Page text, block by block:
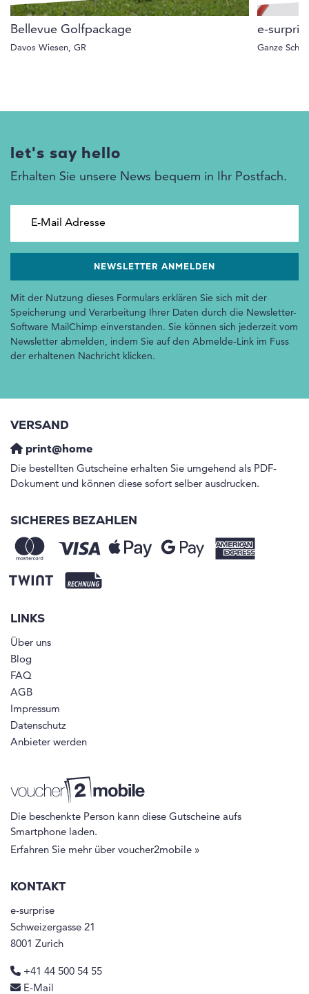
Bellevue Golfpackage
Davos Wiesen, GR
e-
Ganze
let's say hello
Erhalten Sie unsere News bequem in Ihr Postfach.
Mit der Nutzung dieses Formulars erklären Sie sich mit der
Speicherung und Verarbeitung Ihrer Daten durch die Newsletter-
Software MailChimp einverstanden. Sie können sich jederzeit vom
Newsletter abmelden, indem Sie auf den Abmelde-Link im Fuss
der erhaltenen Nachricht klicken.
VERSAND
print@home
Die bestellten Gutscheine erhalten Sie umgehend als PDF-
Dokument und können diese sofort selber ausdrucken.
SICHERES BEZAHLEN
LINKS
Über uns
Blog
FAQ
AGB
Impressum
Datenschutz
Anbieter werden
Die beschenkte Person kann diese Gutscheine aufs
Smartphone laden.
Erfahren Sie mehr über voucher2mobile »
KONTAKT
e-surprise
Schweizergasse 21
8001 Zurich
+41 44 500 54 55
E-Mail